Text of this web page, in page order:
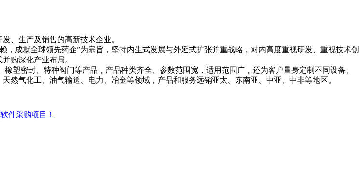
、生产及销售的高新技术企业。
成就全球领先药企”为宗旨，坚持内生式发展与外延式扩张并重战略，对内高度重视研发、重视技术创
购深化产业布局。
密封、特种阀门等产品，产品种类齐全、参数范围宽，适用范围广，还为客户量身定制不同设备、
然气化工、油气输送、电力、冶金等领域，产品和服务远销亚太、东南亚、中亚、中非等地区。
件采购项目！